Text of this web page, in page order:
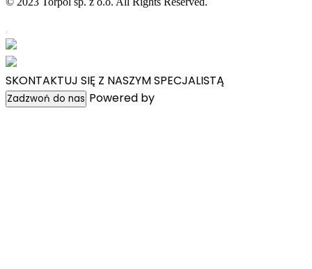
SKONTAKTUJ SIĘ Z NASZYM SPECJALISTĄ
Zadzwoń do nas Powered by